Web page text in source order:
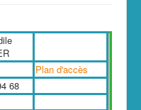
Plan d'accès
68